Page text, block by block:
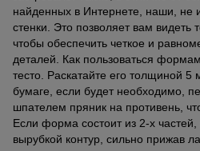
найденных в Интернете, наши, не
стенки. Это позволяет вам видеть
чтобы обеспечить четкое и
деталей. Как пользоваться
тесто. Раскатайте его толщиной
бумаге, если будет необходимо,
шпателем пряник на противень,
Если форма состоит из 2-х
вырубкой контур, сильно прижав